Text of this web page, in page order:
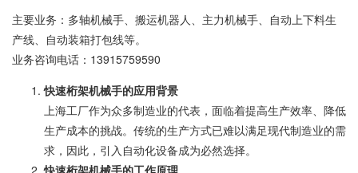
主要业务：多轴机械手、搬运机器人、主力机械手、自动上下料生
产线、自动装箱打包线等。
业务咨询电话： 13915759590
快速桁架机械手的应用背景
上海工厂作为众多制造业的代表，面临着提高生产效率、降低
生产成本的挑战。传统的生产方式已难以满足现代制造业的需
求，因此，引入自动化设备成为必然选择。
快速桁架机械手的工作原理